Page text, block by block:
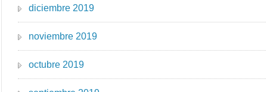
diciembre 2019
noviembre 2019
octubre 2019